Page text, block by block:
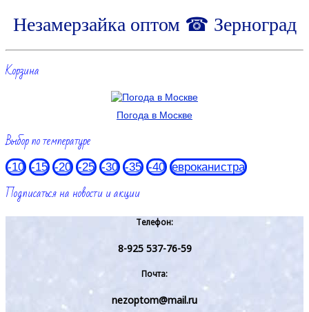
Незамерзайка оптом ☎ Зерноград
Корзина
Погода в Москве
Выбор по температуре
-10 -15 -20 -25 -30 -35 -40 евроканистра
Подписаться на новости и акции
Телефон:
8-925 537-76-59
Почта:
nezoptom@mail.ru